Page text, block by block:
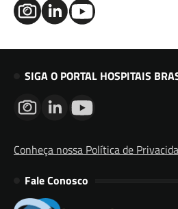
SIGA O PORTAL HOSPITAIS
Conheça nossa Política de
Fale Conosco